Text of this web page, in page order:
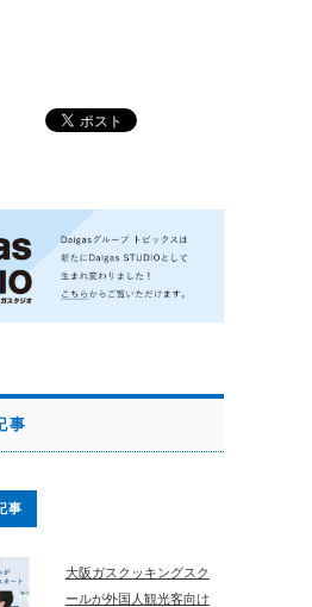
事
事
大阪ガスクッキングスク
ールが外国人観光客向け